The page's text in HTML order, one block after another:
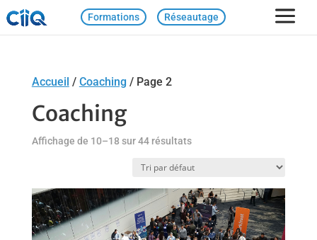
Formations Réseautage
Accueil / Coaching / Page 2
Coaching
Affichage de 10–18 sur 44 résultats